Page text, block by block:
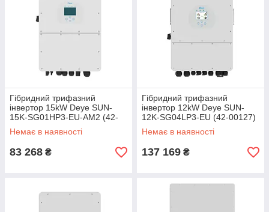
Гібридний трифазний
інвертор 15kW Deye SUN-
15K-SG01HP3-EU-AM2 (42-
00135)
Немає в наявності
83 268 ₴
Гібридний трифазний
інвертор 12kW Deye SUN-
12K-SG04LP3-EU (42-00127)
Немає в наявності
137 169 ₴